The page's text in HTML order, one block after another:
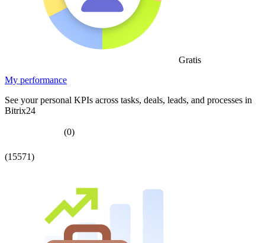
Gratis
My performance
See your personal KPIs across tasks, deals, leads, and processes in
Bitrix24
(0)
(15571)